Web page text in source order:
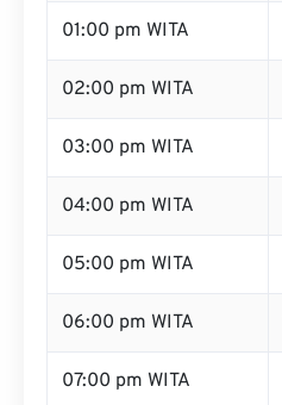
01:00 pm WITA
02:00 pm WITA
03:00 pm WITA
04:00 pm WITA
05:00 pm WITA
06:00 pm WITA
07:00 pm WITA